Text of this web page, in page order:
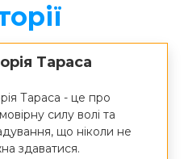
Тараса
Тараса - це про
силу волі та
що ніколи не
здаватися.